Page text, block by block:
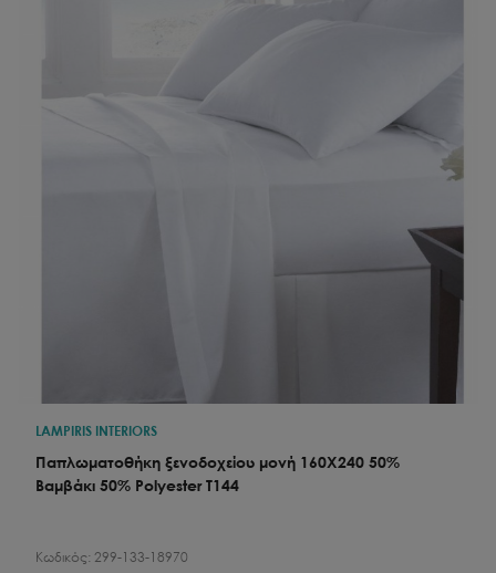
LAMPIRIS INTERIORS
Παπλωματοθήκη ξενοδοχείου μονή 160X240 50%
Βαμβάκι 50% Polyester T144
Κωδικός: 299-133-18970